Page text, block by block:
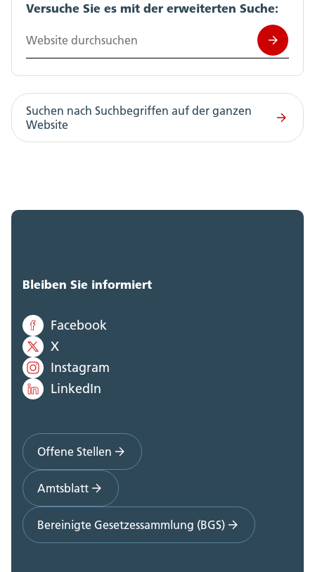
Versuche Sie es mit der erweiterten Suche:
Website durchsuchen
Suchen nach Suchbegriffen auf der ganzen
Website
Bleiben Sie informiert
Facebook
X
Instagram
LinkedIn
Offene Stellen
Amtsblatt
Bereinigte Gesetzessammlung (BGS)